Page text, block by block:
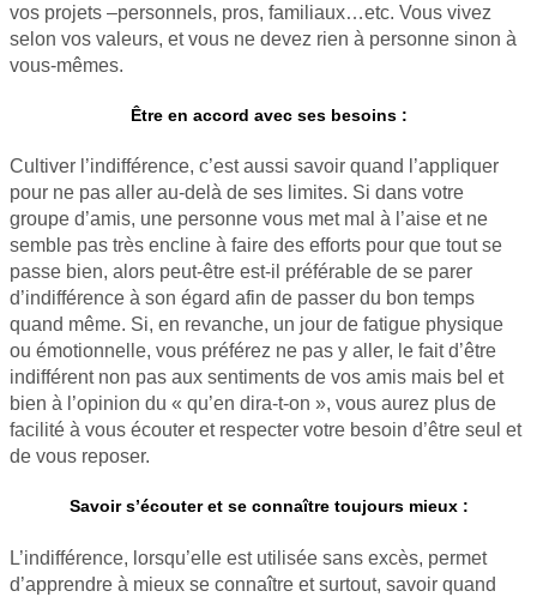
vos projets –personnels, pros, familiaux…etc. Vous vivez
selon vos valeurs, et vous ne devez rien à personne sinon à
vous-mêmes.
Être en accord avec ses besoins :
Cultiver l’indifférence, c’est aussi savoir quand l’appliquer
pour ne pas aller au-delà de ses limites. Si dans votre
groupe d’amis, une personne vous met mal à l’aise et ne
semble pas très encline à faire des efforts pour que tout se
passe bien, alors peut-être est-il préférable de se parer
d’indifférence à son égard afin de passer du bon temps
quand même. Si, en revanche, un jour de fatigue physique
ou émotionnelle, vous préférez ne pas y aller, le fait d’être
indifférent non pas aux sentiments de vos amis mais bel et
bien à l’opinion du « qu’en dira-t-on », vous aurez plus de
facilité à vous écouter et respecter votre besoin d’être seul et
de vous reposer.
Savoir s’écouter et se connaître toujours mieux :
L’indifférence, lorsqu’elle est utilisée sans excès, permet
d’apprendre à mieux se connaître et surtout, savoir quand